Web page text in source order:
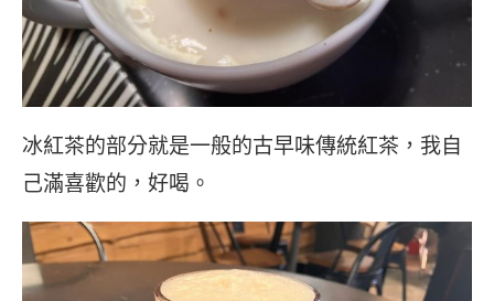
冰紅茶的部分就是一般的古早味傳統紅茶，我自
己滿喜歡的，好喝。